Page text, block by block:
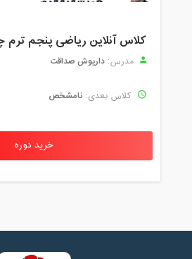
مدرس: داریوش صداقت
کلاس بعدی: نامشخص
خرید دوره